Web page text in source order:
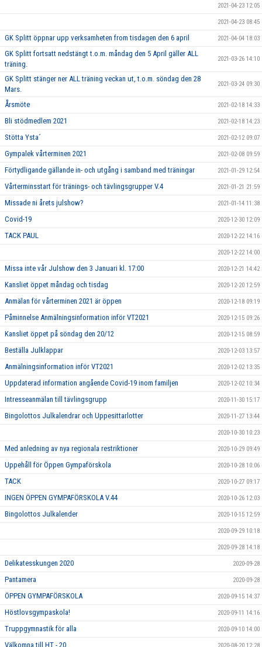
2021-04-23 12:05
2021-04-23 08:45
GK Splitt öppnar upp verksamheten from tisdagen den 6 april 2021-04-04 18:03
GK Splitt fortsatt nedstängt t.o.m. måndag den 5 April gäller ALL
träning.
2021-03-26 14:10
GK Splitt stänger ner ALL träning veckan ut, t.o.m. söndag den 28
Mars.
2021-03-24 09:30
Årsmöte 2021-02-18 14:33
Bli stödmedlem 2021 2021-02-18 14:23
Stötta Ysta´ 2021-02-12 09:07
Gympalek vårterminen 2021 2021-02-08 09:59
Förtydligande gällande in- och utgång i samband med träningar 2021-01-29 12:54
Vårterminsstart för tränings- och tävlingsgrupper V.4 2021-01-21 21:59
Missade ni årets julshow? 2021-01-14 11:38
Covid-19 2020-12-30 12:09
TACK PAUL 2020-12-22 14:16
2020-12-22 14:00
Missa inte vår Julshow den 3 Januari kl. 17:00 2020-12-21 14:42
Kansliet öppet måndag och tisdag 2020-12-20 12:59
Anmälan för vårterminen 2021 är öppen 2020-12-18 09:19
Påminnelse Anmälningsinformation inför VT2021 2020-12-15 09:26
Kansliet öppet på söndag den 20/12 2020-12-15 08:59
Beställa Julklappar 2020-12-03 13:57
Anmälningsinformation inför VT2021 2020-12-02 13:35
Uppdaterad information angående Covid-19 inom familjen 2020-12-02 10:34
Intresseanmälan till tävlingsgrupp 2020-11-30 15:17
Bingolottos Julkalendrar och Uppesittarlotter 2020-11-27 13:44
2020-10-30 10:23
Med anledning av nya regionala restriktioner 2020-10-29 09:49
Uppehåll för Öppen Gympaförskola 2020-10-28 10:06
TACK 2020-10-27 09:17
INGEN ÖPPEN GYMPAFÖRSKOLA V.44 2020-10-26 12:03
Bingolottos Julkalender 2020-10-15 12:59
2020-09-29 10:18
2020-09-28 14:18
Delikatesskungen 2020 2020-09-28
Pantamera 2020-09-28
ÖPPEN GYMPAFÖRSKOLA 2020-09-15 14:37
Höstlovsgympaskola! 2020-09-11 14:16
Truppgymnastik för alla 2020-09-10 14:00
Välkomna till HT - 20